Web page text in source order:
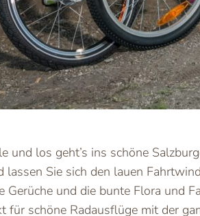
und los geht’s ins schöne
lassen Sie sich den lauen
Gerüche und die bunte Flora und
für schöne Radausflüge mit der